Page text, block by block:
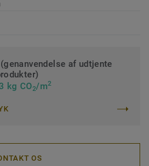
af udtjente
kg CO2/m2
OS